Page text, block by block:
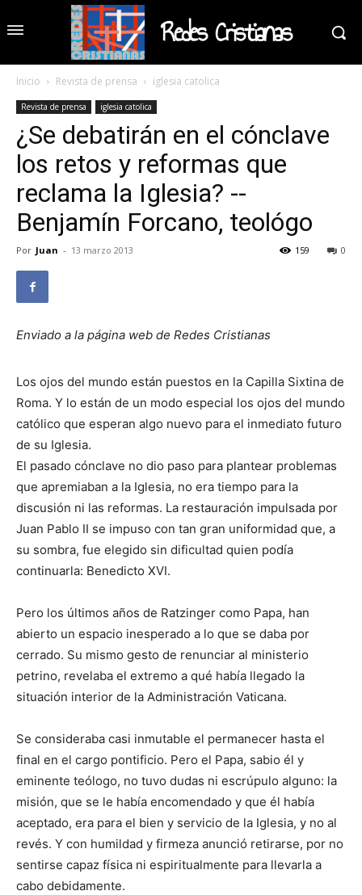
Redes Cristianas
Inicio Revista de prensa iglesia catolica
Revista de prensa iglesia catolica
¿Se debatirán en el cónclave
los retos y reformas que
reclama la Iglesia? --
Benjamín Forcano, teológo
Por Juan - 13 marzo 2013 0
159
Enviado a la página web de Redes Cristianas
Los ojos del mundo están puestos en la Capilla Sixtina de
Roma. Y lo están de un modo especial los ojos del mundo
católico que esperan algo nuevo para el inmediato futuro
de su Iglesia.
El pasado cónclave no dio paso para plantear problemas
que apremiaban a la Iglesia, no era tiempo para la
discusión ni las reformas. La restauración impulsada por
Juan Pablo II se impuso con tan gran uniformidad que, a
su sombra, fue elegido sin dificultad quien podía
continuarla: Benedicto XVI.
Pero los últimos años de Ratzinger como Papa, han
abierto un espacio inesperado a lo que se daba por
cerrado. Su mismo gesto de renunciar al ministerio
petrino, revelaba el extremo a qué había llegado la
situación interior de la Administración Vaticana.
Se consideraba casi inmutable el permanecer hasta el
final en el cargo pontificio. Pero el Papa, sabio él y
eminente teólogo, no tuvo dudas ni escrúpulo alguno: la
misión, que se le había encomendado y que él había
aceptado, era para el bien y servicio de la Iglesia, y no al
revés. Y con humildad y firmeza anunció retirarse, por no
sentirse capaz física ni espiritualmente para llevarla a
cabo debidamente.